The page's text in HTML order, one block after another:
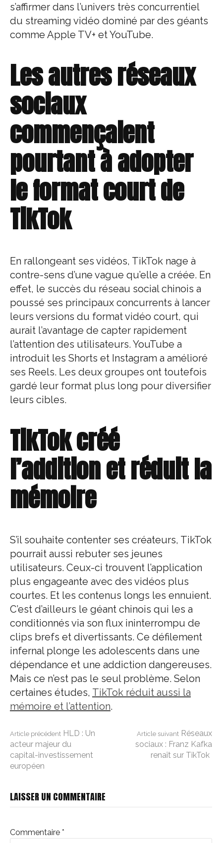
s’affirmer dans l’univers très concurrentiel
du streaming vidéo dominé par des géants
comme Apple TV+ et YouTube.
Les autres réseaux
sociaux
commençaient
pourtant à adopter
le format court de
TikTok
En rallongeant ses vidéos, TikTok nage à
contre-sens d’une vague qu’elle a créée. En
effet, le succès du réseau social chinois a
poussé ses principaux concurrents à lancer
leurs versions du format vidéo court, qui
aurait l’avantage de capter rapidement
l’attention des utilisateurs. YouTube a
introduit les Shorts et Instagram a amélioré
ses Reels. Les deux groupes ont toutefois
gardé leur format plus long pour diversifier
leurs cibles.
TikTok créé
l’addition et réduit la
mémoire
S’il souhaite contenter ses créateurs, TikTok
pourrait aussi rebuter ses jeunes
utilisateurs. Ceux-ci trouvent l’application
plus engageante avec des vidéos plus
courtes. Et les contenus longs les ennuient.
C’est d’ailleurs le géant chinois qui les a
conditionnés via son flux ininterrompu de
clips brefs et divertissants. Ce défilement
infernal plonge les adolescents dans une
dépendance et une addiction dangereuses.
Mais ce n’est pas le seul problème. Selon
certaines études, TikTok réduit aussi la
mémoire et l’attention.
Lire
la
suite
Article précédent HLD : Un
acteur majeur du
capital-investissement
européen
Article suivant Réseaux
sociaux : Franz Kafka
renaît sur TikTok
LAISSER UN COMMENTAIRE
Commentaire *